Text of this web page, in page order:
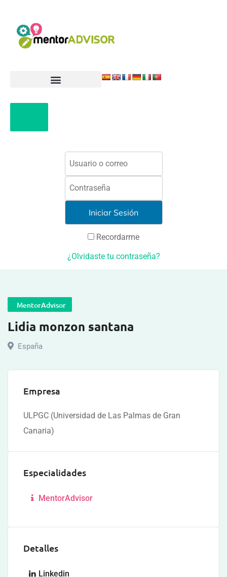
Recordarme
¿Olvidaste tu contraseña?
MentorAdvisor
Lidia monzon santana
España
Empresa
ULPGC (Universidad de Las Palmas de Gran
Canaria)
Especialidades
MentorAdvisor
Detalles
Linkedin